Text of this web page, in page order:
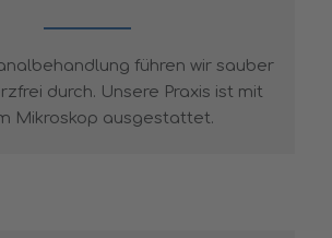
führen wir sauber
durch. Unsere Praxis ist mit
Mikroskop ausgestattet.